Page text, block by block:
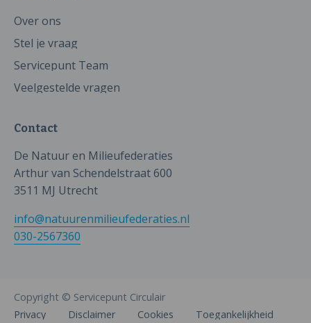
Over ons
Stel je vraag
Servicepunt Team
Veelgestelde vragen
Contact
De Natuur en Milieufederaties
Arthur van Schendelstraat 600
3511 MJ Utrecht
info@natuurenmilieufederaties.nl
030-2567360
Copyright © Servicepunt Circulair
Privacy
Disclaimer Cookies Toegankelijkheid